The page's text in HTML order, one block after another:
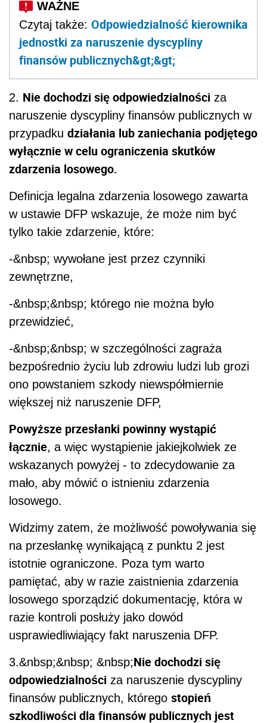
Czytaj także: Odpowiedzialność kierownika
jednostki za naruszenie dyscypliny
finansów publicznych&gt;&gt;
2. Nie dochodzi się odpowiedzialności za
naruszenie dyscypliny finansów publicznych w
przypadku działania lub zaniechania podjętego
wyłącznie w celu ograniczenia skutków
zdarzenia losowego.
Definicja legalna zdarzenia losowego zawarta
w ustawie DFP wskazuje, że może nim być
tylko takie zdarzenie, które:
-&nbsp; wywołane jest przez czynniki
zewnętrzne,
-&nbsp;&nbsp; którego nie można było
przewidzieć,
-&nbsp;&nbsp; w szczególności zagraża
bezpośrednio życiu lub zdrowiu ludzi lub grozi
ono powstaniem szkody niewspółmiernie
większej niż naruszenie DFP,
Powyższe przesłanki powinny wystąpić
łącznie, a więc wystąpienie jakiejkolwiek ze
wskazanych powyżej - to zdecydowanie za
mało, aby mówić o istnieniu zdarzenia
losowego.
Widzimy zatem, że możliwość powoływania się
na przesłankę wynikającą z punktu 2 jest
istotnie ograniczone. Poza tym warto
pamiętać, aby w razie zaistnienia zdarzenia
losowego sporządzić dokumentację, która w
razie kontroli posłuży jako dowód
usprawiedliwiający fakt naruszenia DFP.
3.&nbsp;&nbsp; &nbsp;Nie dochodzi się
odpowiedzialności za naruszenie dyscypliny
finansów publicznych, którego stopień
szkodliwości dla finansów publicznych jest